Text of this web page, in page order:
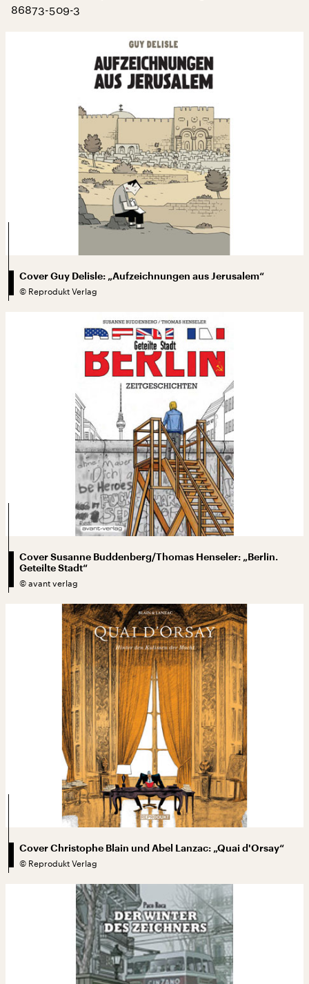
86873-509-3
Cover Guy Delisle: „Aufzeichnungen aus Jerusalem“
© Reprodukt Verlag
Cover Susanne Buddenberg/Thomas Henseler: „Berlin.
Geteilte Stadt“
© avant verlag
Cover Christophe Blain und Abel Lanzac: „Quai d'Orsay“
© Reprodukt Verlag